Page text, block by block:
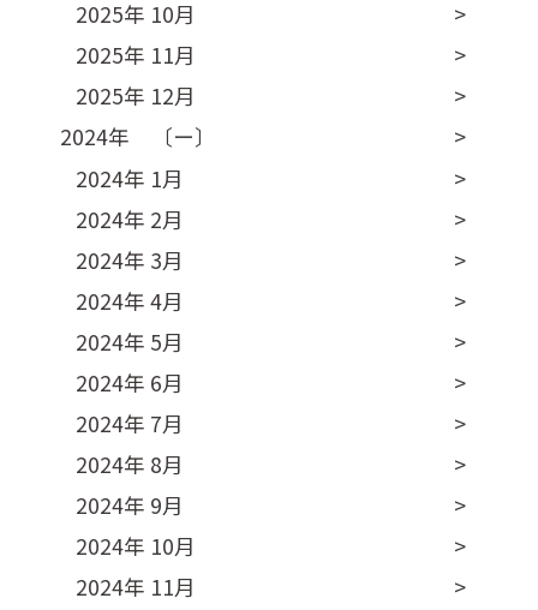
2025年 10月
2025年 11月
2025年 12月
2024年 〔ー〕
2024年 1月
2024年 2月
2024年 3月
2024年 4月
2024年 5月
2024年 6月
2024年 7月
2024年 8月
2024年 9月
2024年 10月
2024年 11月